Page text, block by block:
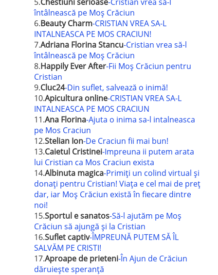
întâlnească pe Moş Crăciun
6.Beauty Charm-CRISTIAN VREA SA-L
INTALNEASCA PE MOS CRACIUN!
7.Adriana Florina Stancu-Cristian vrea să-l
întâlnească pe Moş Crăciun
8.Happily Ever After-Fii Moș Crăciun pentru
Cristian
9.Cluc24-Din suflet, salvează o inimă!
10.Apicultura online-CRISTIAN VREA SA-L
INTALNEASCA PE MOS CRACIUN
11.Ana Florina-Ajuta o inima sa-l intalneasca
pe Mos Craciun
12.Stelian Ion-De Craciun fii mai bun!
13.Caietul Cristinei-Impreuna ii putem arata
lui Cristian ca Mos Craciun exista
14.Albinuta magica-Primiţi un colind virtual şi
donaţi pentru Cristian! Viaţa e cel mai de preţ
dar, iar Moş Crăciun există în fiecare dintre
noi!
15.Sportul e sanatos-Să-l ajutăm pe Moș
Crăciun să ajungă și la Cristian
16.Suflet captiv-ÎMPREUNĂ PUTEM SĂ ÎL
SALVĂM PE CRISTI!
17.Aproape de prieteni-În Ajun de Crăciun
dăruiește speranță